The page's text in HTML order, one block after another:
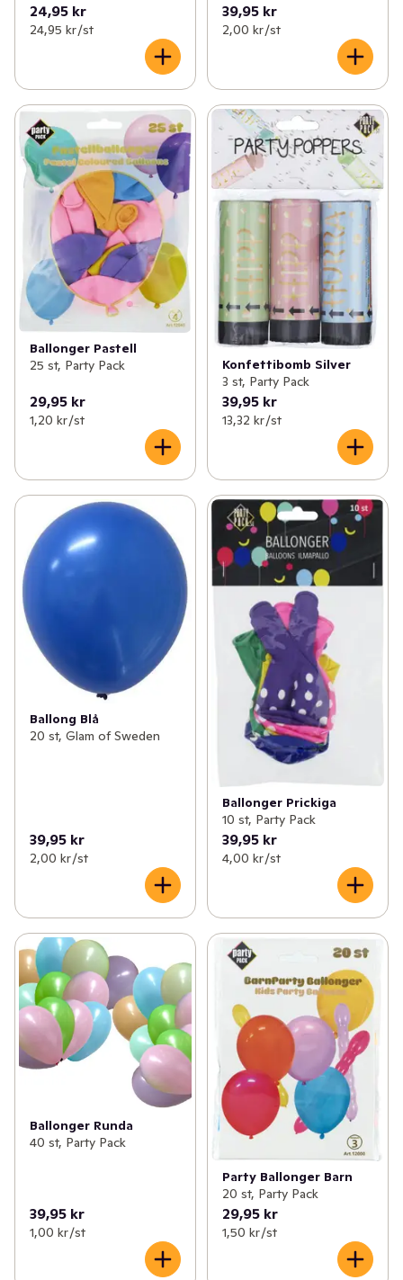
24,95 kr
24,95 kr /st
39,95 kr
2,00 kr /st
Ballonger Pastell
25 st, Party Pack
29,95 kr
1,20 kr /st
Konfettibomb Silver
3 st, Party Pack
39,95 kr
13,32 kr /st
Ballong Blå
20 st, Glam of Sweden
39,95 kr
2,00 kr /st
Ballonger Prickiga
10 st, Party Pack
39,95 kr
4,00 kr /st
Ballonger Runda
40 st, Party Pack
39,95 kr
1,00 kr /st
Party Ballonger Barn
20 st, Party Pack
29,95 kr
1,50 kr /st